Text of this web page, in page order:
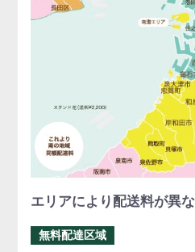
エリアにより配送料が異な
無料配達区域